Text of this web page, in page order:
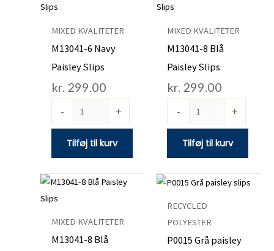
MIXED KVALITETER
M13041-6 Navy
Paisley Slips
kr. 299.00
-
6
Slips
antal
+
Tilføj til kurv
MIXED KVALITETER
M13041-8 Blå
Paisley Slips
kr. 299.00
-
8
Slips
antal
+
Tilføj til kurv
MIXED KVALITETER
M13041-8 Blå
M13041-
8
RECYCLED
POLYESTER
P0015 Grå paisley
P0015
antal